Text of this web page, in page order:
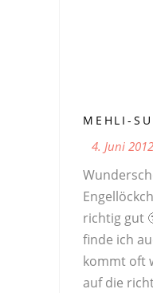
MEHLI-
4. Juni 2012
richtig gut
finde ich
kommt oft
auf die